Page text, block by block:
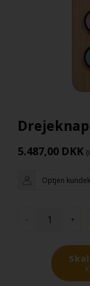
5.487,00 DKK
Optjen
- +